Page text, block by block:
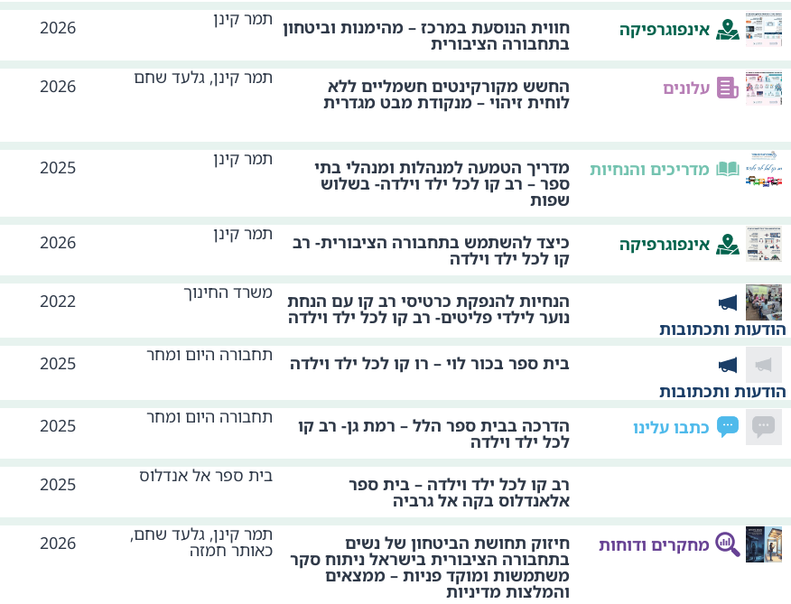
אינפוגרפיקה
חווית הנוסעת במרכז – מהימנות וביטחון
בתחבורה הציבורית
תמר קינן 2026
עלונים
החשש מקורקינטים חשמליים ללא
לוחית זיהוי – מנקודת מבט מגדרית
תמר קינן, גלעד שחם 2026
מדריכים והנחיות
מדריך הטמעה למנהלות ומנהלי בתי
ספר – רב קו לכל ילד וילדה- בשלוש
שפות
תמר קינן 2025
אינפוגרפיקה כיצד להשתמש בתחבורה הציבורית- רב
קו לכל ילד וילדה
תמר קינן 2026
הודעות ותכתובות
הנחיות להנפקת כרטיסי רב קו עם הנחת
נוער לילדי פליטים- רב קו לכל ילד וילדה
משרד החינוך 2022
הודעות ותכתובות
בית ספר בכור לוי – רו קו לכל ילד וילדה תחבורה היום ומחר 2025
כתבו עלינו הדרכה בבית ספר הלל – רמת גן- רב קו
לכל ילד וילדה
תחבורה היום ומחר 2025
רב קו לכל ילד וילדה – בית ספר
אלאנדלוס בקה אל גרביה
בית ספר אל אנדלוס 2025
מחקרים ודוחות חיזוק תחושת הביטחון של נשים
בתחבורה הציבורית בישראל ניתוח סקר
משתמשות ומוקד פניות – ממצאים
והמלצות מדיניות
תמר קינן, גלעד שחם,
כאותר חמזה 2026